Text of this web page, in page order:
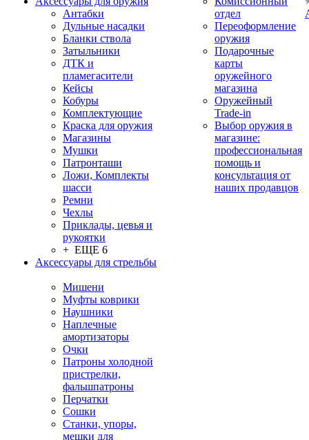
Антабки
Дульные насадки
Бланки ствола
Затыльники
ДТК и
пламегасители
Кейсы
Кобуры
Комплектующие
Краска для оружия
Магазины
Мушки
Патронташи
Ложи, Комплекты
шасси
Ремни
Чехлы
Приклады, цевья и
рукоятки
+ ЕЩЕ 6
Аксессуары для стрельбы
Мишени
Муфты коврики
Наушники
Наплечные
амортизаторы
Очки
Патроны холодной
пристрелки,
фальшпатроны
Перчатки
Сошки
Станки, упоры,
мешки для
отдел
Переоформление
оружия
Подарочные
карты
оружейного
магазина
Оружейный
Trade-in
Выбор оружия в
магазине:
профессиональная
помощь и
консультация от
наших продавцов